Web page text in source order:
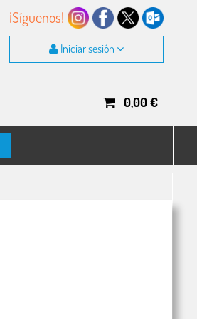
¡Síguenos!
Iniciar sesión
0,00€